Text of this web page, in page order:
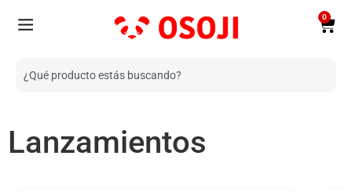
0
Lanzamientos